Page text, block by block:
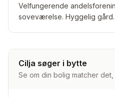
Velfungerende
soveværelse. Hyggelig gård.
Cilja søger i bytte
Se om din bolig matcher